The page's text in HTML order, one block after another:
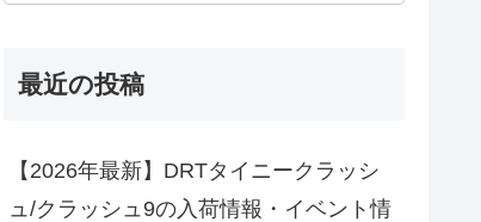
最近の投稿
【2026年最新】DRTタイニークラッシ
ュ/クラッシュ9の入荷情報・イベント情